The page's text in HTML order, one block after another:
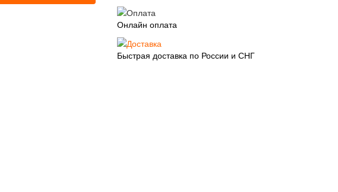
Онлайн оплата
Быстрая доставка по России и СНГ